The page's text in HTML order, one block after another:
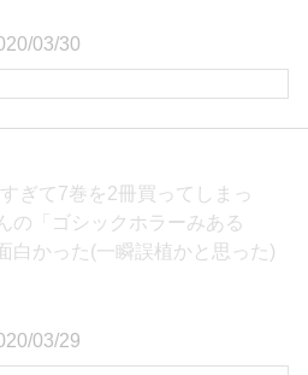
03/30
ぎて7巻を2冊買ってしまっ
の「ゴシックホラーみある
白かった(一瞬誤植かと思った)
03/29